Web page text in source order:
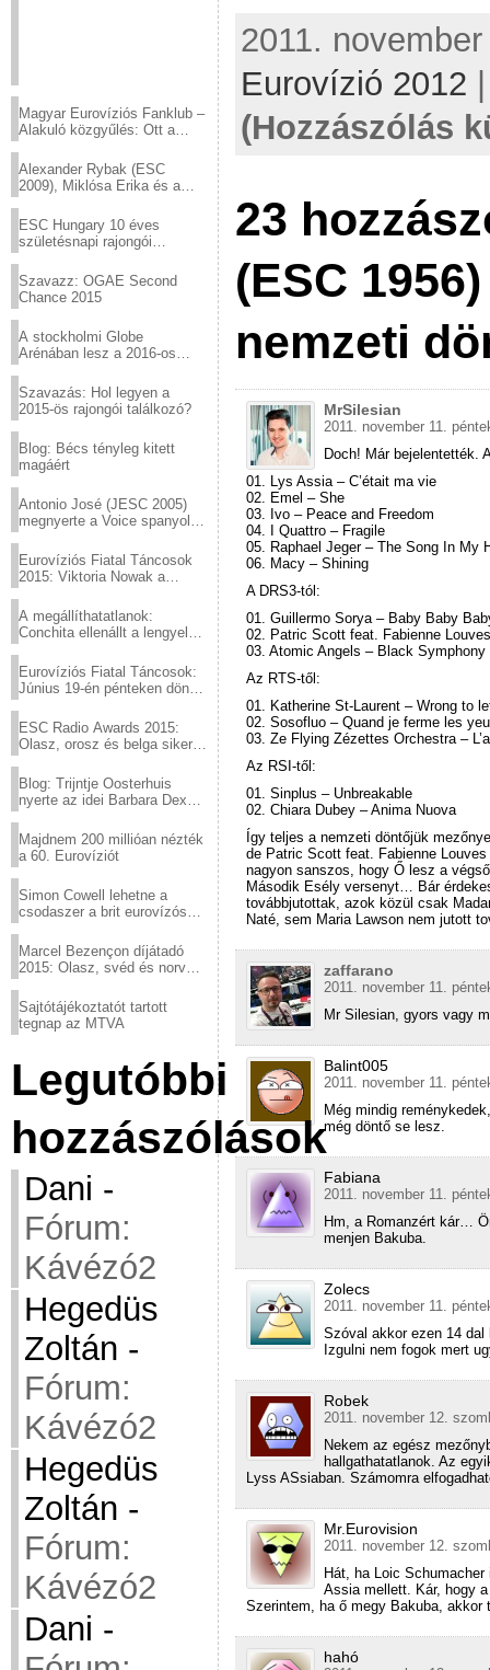
Magyar Eurovíziós Fanklub –
Alakuló közgyűlés: Ott a
Alexander Rybak (ESC
2009), Miklósa Erika és a
sztárjai a Margitszigeten
ESC Hungary 10 éves
születésnapi rajongói
Szavazz: OGAE Second
Chance 2015
A stockholmi Globe
Arénában lesz a 2016-os
Szavazás: Hol legyen a
2015-ös rajongói találkozó?
Blog: Bécs tényleg kitett
magáért
Antonio José (JESC 2005)
megnyerte a Voice spanyol
Eurovíziós Fiatal Táncosok
2015: Viktoria Nowak a
A megállíthatatlanok:
Conchita ellenállt a lengyel
Eurovíziós Fiatal Táncosok:
Június 19-én pénteken döntő
ESC Radio Awards 2015:
Olasz, orosz és belga siker,
Blog: Trijntje Oosterhuis
nyerte az idei Barbara Dex
Majdnem 200 millióan nézték
a 60. Eurovíziót
Simon Cowell lehetne a
csodaszer a brit eurovízós
Marcel Bezençon díjátadó
2015: Olasz, svéd és norvég
Sajtótájékoztatót tartott
tegnap az MTVA
Legutóbbi
hozzászólások
Dani -
Fórum:
Kávézó2
Hegedüs
Zoltán -
Fórum:
Kávézó2
Hegedüs
Zoltán -
Fórum:
Kávézó2
Dani -
2011.
Eurovízió 2012
(Hozzászólás
23
(ESC
nemzeti
MrSilesian
2011. november 11.
Doch! Már bejelentették.
01. Lys Assia – C’était ma vie
02. Emel – She
03. Ivo – Peace and Freedom
04. I Quattro – Fragile
05. Raphael Jeger – The Song In My
06. Macy – Shining
A DRS3-tól:
01. Guillermo Sorya – Baby Baby
02. Patric Scott feat. Fabienne
03. Atomic Angels – Black Symphony
Az RTS-től:
01. Katherine St-Laurent – Wrong to
02. Sosofluo – Quand je ferme les
03. Ze Flying Zézettes Orchestra –
Az RSI-től:
01. Sinplus – Unbreakable
02. Chiara Dubey – Anima Nuova
Így teljes a nemzeti döntőjük
de Patric Scott feat. Fabienne
nagyon sanszos, hogy Ő lesz a
Második Esély versenyt… Bár
továbbjutottak, azok közül csak
Naté, sem Maria Lawson nem jutott
zaffarano
2011. november 11.
Mr Silesian, gyors vagy
Balint005
2011. november 11.
Még mindig
még döntő se lesz.
Fabiana
2011. november 11.
Hm, a Romanzért kár…
menjen Bakuba.
Zolecs
2011. november 11.
Szóval akkor ezen 14
Izgulni nem fogok mert
Robek
2011. november 12.
Nekem az egész
hallgathatatlanok. Az
Lyss ASsiaban. Számomra
Mr.Eurovision
2011. november 12.
Hát, ha Loic
Assia mellett. Kár, hogy
Szerintem, ha ő megy Bakuba,
hahó